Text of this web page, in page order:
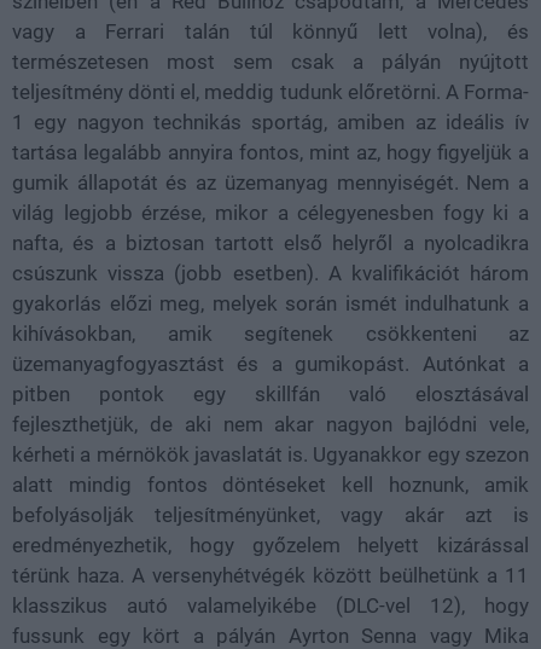
vagy a Ferrari talán túl könnyű lett volna), és
természetesen most sem csak a pályán nyújtott
teljesítmény dönti el, meddig tudunk előretörni. A Forma-
1 egy nagyon technikás sportág, amiben az ideális ív
tartása legalább annyira fontos, mint az, hogy figyeljük a
gumik állapotát és az üzemanyag mennyiségét. Nem a
világ legjobb érzése, mikor a célegyenesben fogy ki a
nafta, és a biztosan tartott első helyről a nyolcadikra
csúszunk vissza (jobb esetben). A kvalifikációt három
gyakorlás előzi meg, melyek során ismét indulhatunk a
kihívásokban, amik segítenek csökkenteni az
üzemanyagfogyasztást és a gumikopást. Autónkat a
pitben pontok egy skillfán való elosztásával
fejleszthetjük, de aki nem akar nagyon bajlódni vele,
kérheti a mérnökök javaslatát is. Ugyanakkor egy szezon
alatt mindig fontos döntéseket kell hoznunk, amik
befolyásolják teljesítményünket, vagy akár azt is
eredményezhetik, hogy győzelem helyett kizárással
térünk haza. A versenyhétvégék között beülhetünk a 11
klasszikus autó valamelyikébe (DLC-vel 12), hogy
fussunk egy kört a pályán Ayrton Senna vagy Mika